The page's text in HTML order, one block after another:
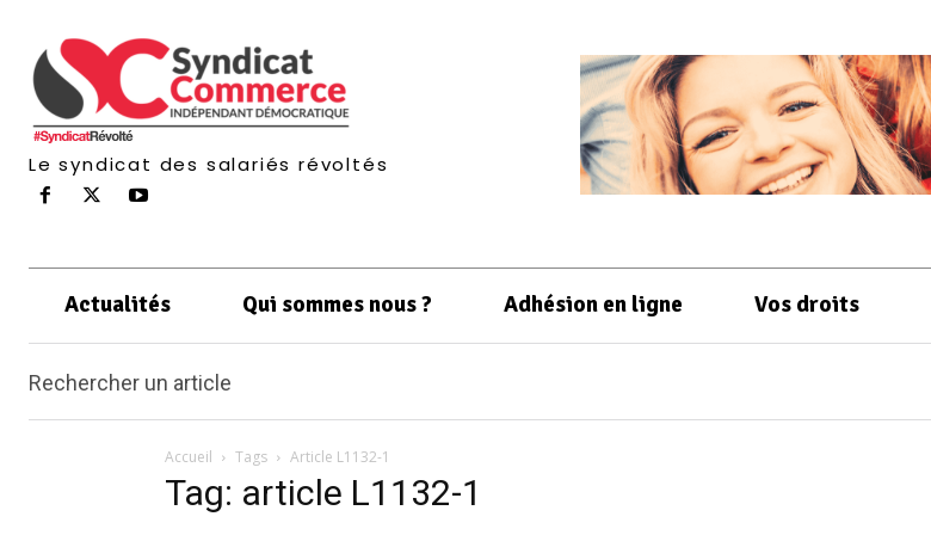
Le syndicat des salariés révoltés
Actualités Qui sommes nous ? Adhésion en ligne Vos droits
Rechercher un article
Accueil Tags Article L1132-1
Tag: article L1132-1